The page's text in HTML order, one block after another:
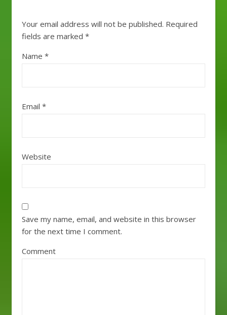
Your email address will not be published. Required
fields are marked *
Name *
Email *
Website
Save my name, email, and website in this browser
for the next time I comment.
Comment